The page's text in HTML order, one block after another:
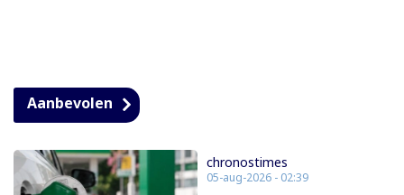
Aanbevolen
chronostimes
05-aug-2026 - 02:39